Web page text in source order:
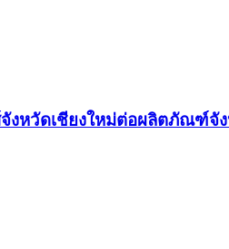
งหวัดเชียงใหม่ต่อผลิตภัณฑ์จั